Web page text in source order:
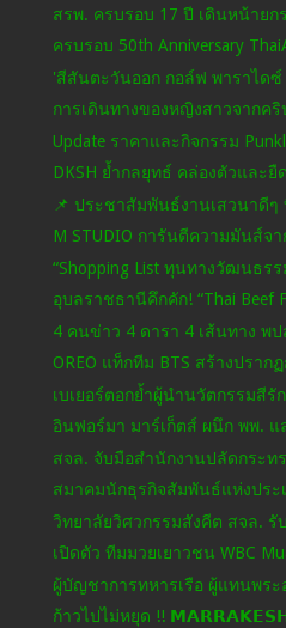
สรพ. ครบรอบ 17 ปี เดินหน้ายก
ครบรอบ 50th Anniversary
'สีสันตะวันออก กอล์ฟ พาราไดซ์
การเดินทางของหญิงสาวจากคริ
Update ราคาและกิจกรรม
DKSH ย้ำกลยุทธ์ คล่องตัวและ
📌 ประชาสัมพันธ์งานเสวนาดีๆ
M STUDIO การันตีความมันส์จ
“Shopping List ทุนทางวัฒนธร
อุบลราชธานีคึกคัก! “Thai Beef
4 คนข่าว 4 ดารา 4 เส้นทาง พป
OREO แท็กทีม BTS สร้างปรา
เบเยอร์ตอกย้ำผู้นำนวัตกรรมสีรั
อินฟอร์มา มาร์เก็ตส์ ผนึก พพ. แ
สจล. จับมือสำนักงานปลัดกระท
สมาคมนักธุรกิจสัมพันธ์แห่งประ
วิทยาลัยวิศวกรรมสังคีต สจล.
เปิดตัว ทีมมวยเยาวชน WBC
ผู้บัญชาการทหารเรือ ผู้แทนพระ
ก้าวไปไม่หยุด !!